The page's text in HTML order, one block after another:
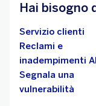
Hai bisogno
Servizio clienti
Reclami e
inadempimenti
Segnala una
vulnerabilità